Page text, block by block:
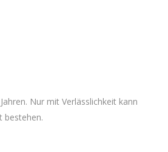
Nur mit Verlässlichkeit kann
bestehen.